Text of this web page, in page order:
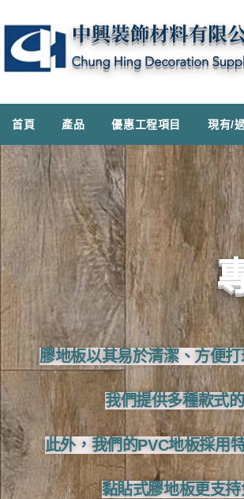
首頁 產品 優惠工程項目 現有/
膠地板以其易於清潔、方便
我們提供多種款式
此外，我們的PVC地板採用
黏貼式膠地板更支